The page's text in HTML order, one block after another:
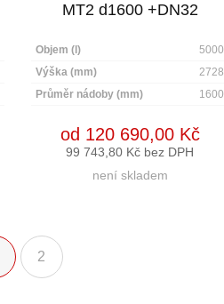
MT2 d1600 +DN32
Objem (l)
5000
Výška (mm)
2728
Průměr nádoby (mm)
1600
od 120 690,00 Kč
99 743,80 Kč bez DPH
není skladem
2